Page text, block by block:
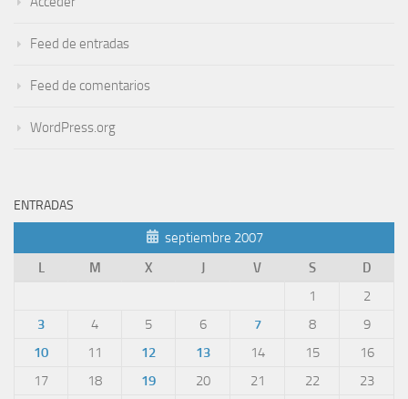
Feed de entradas
Feed de comentarios
WordPress.org
ENTRADAS
septiembre 2007
L
M X J V S
D
1
2
3
4 5 6 7 8
9
10
11 12 13 14 15
16
17
18 19 20 21 22
23